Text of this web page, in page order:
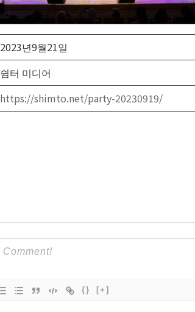
2023년9월21일
쉼터 미디어
https://shimto.net/party-20230919/
{} [+]